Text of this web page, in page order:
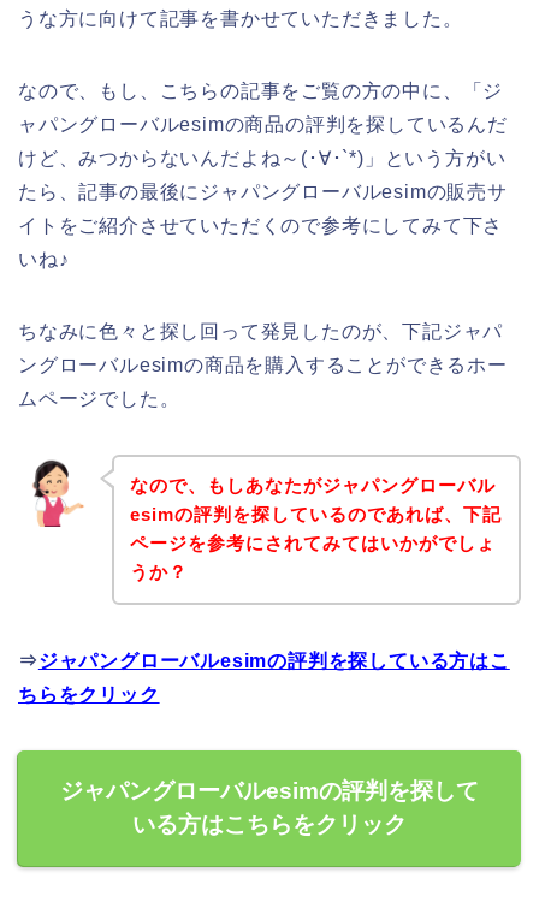
うな方に向けて記事を書かせていただきました。
なので、もし、こちらの記事をご覧の方の中に、「ジ
ャパングローバルesimの商品の評判を探しているんだ
けど、みつからないんだよね～(･∀･`*)」という方がい
たら、記事の最後にジャパングローバルesimの販売サ
イトをご紹介させていただくので参考にしてみて下さ
いね♪
ちなみに色々と探し回って発見したのが、下記ジャパ
ングローバルesimの商品を購入することができるホー
ムページでした。
なので、もしあなたがジャパングローバル
esimの評判を探しているのであれば、下記
ページを参考にされてみてはいかがでしょ
うか？
⇒ジャパングローバルesimの評判を探している方はこ
ちらをクリック
ジャパングローバルesimの評判を探して
いる方はこちらをクリック